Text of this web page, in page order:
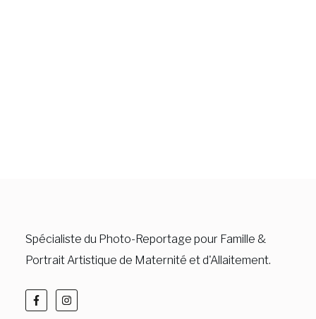
Spécialiste du Photo-Reportage pour Famille &
Portrait Artistique de Maternité et d'Allaitement.